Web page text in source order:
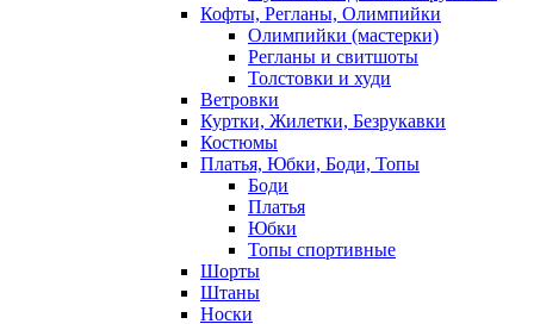
Кофты, Регланы, Олимпийки
Олимпийки (мастерки)
Регланы и свитшоты
Толстовки и худи
Ветровки
Куртки, Жилетки, Безрукавки
Костюмы
Платья, Юбки, Боди, Топы
Боди
Платья
Юбки
Топы спортивные
Шорты
Штаны
Носки